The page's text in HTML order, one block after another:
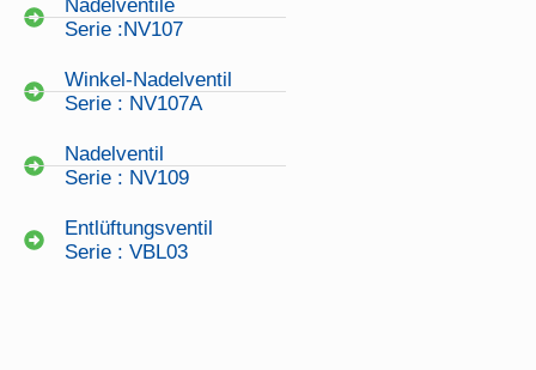
Nadelventile
Serie :NV107
Winkel-Nadelventil
Serie : NV107A
Nadelventil
Serie : NV109
Entlüftungsventil
Serie : VBL03